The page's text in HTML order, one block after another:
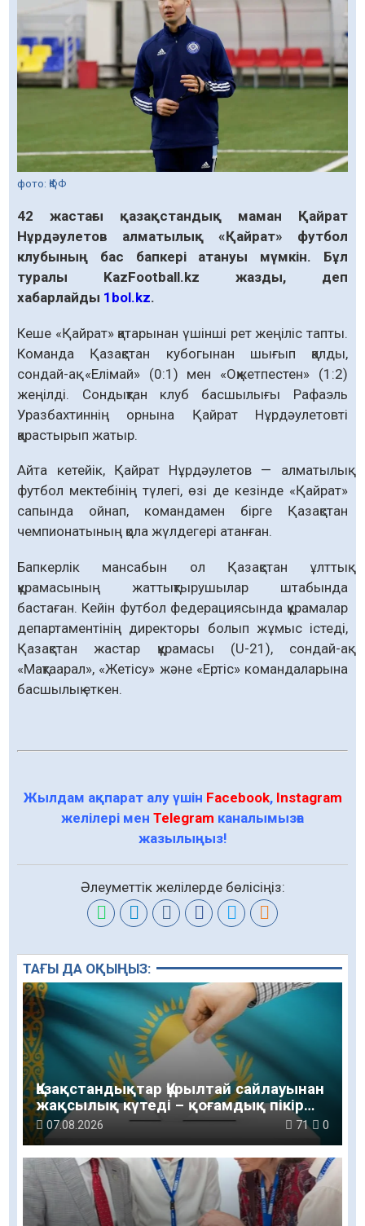
фото: ҚФФ
42 жастағы қазақстандық маман Қайрат
Нұрдәулетов алматылық «Қайрат» футбол
клубының бас бапкері атануы мүмкін. Бұл
туралы KazFootball.kz жазды, деп
хабарлайды 1bol.kz.
Кеше «Қайрат» қатарынан үшінші рет жеңіліс тапты.
Команда Қазақстан кубогынан шығып қалды,
сондай-ақ «Елімай» (0:1) мен «Оқжетпестен» (1:2)
жеңілді. Сондықтан клуб басшылығы Рафаэль
Уразбахтиннің орнына Қайрат Нұрдәулетовті
қарастырып жатыр.
Айта кетейік, Қайрат Нұрдәулетов — алматылық
футбол мектебінің түлегі, өзі де кезінде «Қайрат»
сапында ойнап, командамен бірге Қазақстан
чемпионатының қола жүлдегері атанған.
Бапкерлік мансабын ол Қазақстан ұлттық
құрамасының жаттықтырушылар штабында
бастаған. Кейін футбол федерациясында құрамалар
департаментінің директоры болып жұмыс істеді,
Қазақстан жастар құрамасы (U-21), сондай-ақ
«Мақтаарал», «Жетісу» және «Ертіс» командаларына
басшылық еткен.
Жылдам ақпарат алу үшін Facebook, Instagram
желілері мен Telegram каналымызға
жазылыңыз!
Әлеуметтік желілерде бөлісіңіз:
ТАҒЫ ДА ОҚЫҢЫЗ:
Қазақстандықтар Құрылтай сайлауынан
жақсылық күтеді – қоғамдық пікір
зерттеуі
07.08.2026 71 0